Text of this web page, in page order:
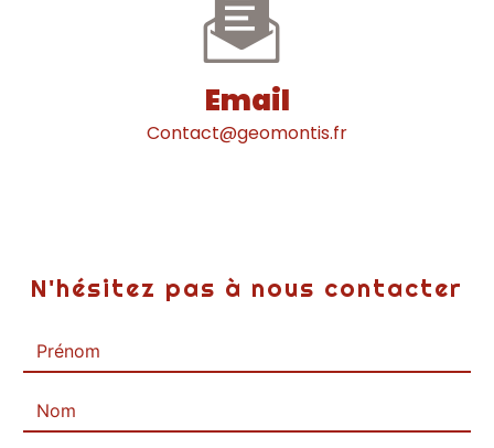
Email
contact@geomontis.fr
N'hésitez pas à nous contacter